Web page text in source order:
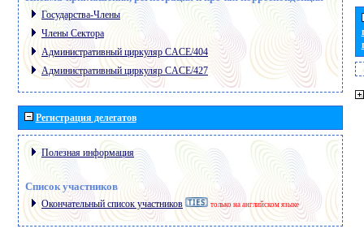
Государства-Члены
Члены Сектора
Административный циркуляр CACE/404
Административный циркуляр CACE/427
Регистрация делегатов
Полезная информация
Список участников
Окончательный список участников только на английском языке